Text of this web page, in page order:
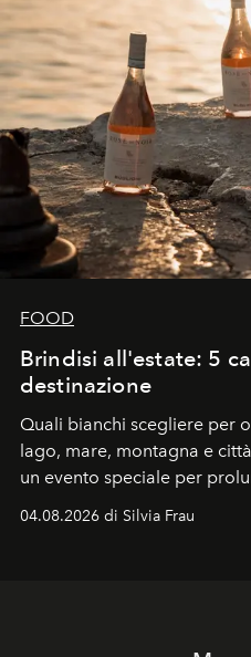
FOOD
Brindisi all'estate: 5
destinazione
Quali bianchi scegliere per
lago, mare, montagna e
un evento speciale per
04.08.2026 di Silvia Frau